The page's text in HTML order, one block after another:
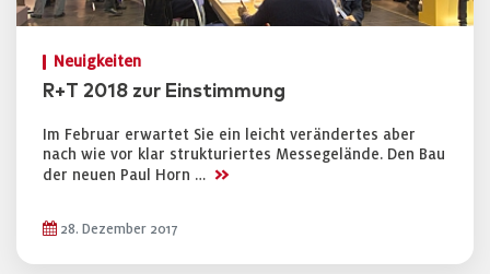
Neuigkeiten
R+T 2018 zur Einstimmung
Im Februar erwartet Sie ein leicht verändertes aber
nach wie vor klar strukturiertes Messegelände. Den Bau
der neuen Paul Horn … >>
28. Dezember 2017